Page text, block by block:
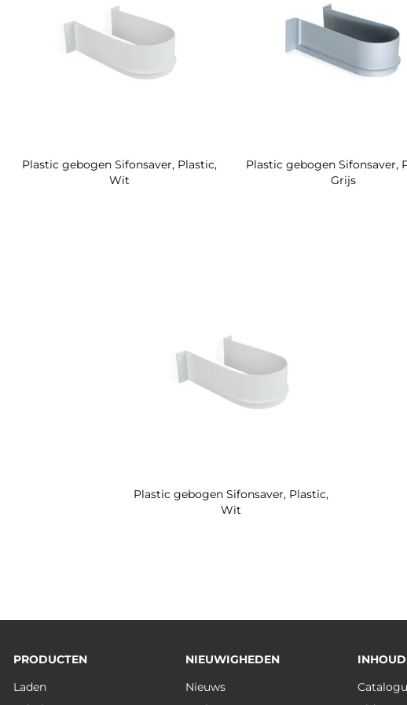
Plastic gebogen Sifonsaver, Plastic,
Wit
Plastic gebogen Sifonsaver,
Grijs
Plastic gebogen Sifonsaver, Plastic,
Wit
PRODUCTEN
Laden
NIEUWIGHEDEN
Nieuws
INHOUD